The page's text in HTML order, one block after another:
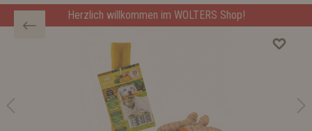
Herzlich willkommen im WOLTERS Shop!